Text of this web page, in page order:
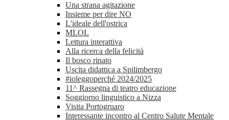
Una strana agitazione
Insieme per dire NO
L'ideale dell'ostrica
MLOL
Lettura interattiva
Alla ricerca della felicità
Il bosco rinato
Uscita didattica a Spilimbergo
#ioleggoperché 2024/2025
11^ Rassegna di teatro educazione
Soggiorno linguistico a Nizza
Visita Portogruaro
Interessante incontro al Centro Salute Mentale